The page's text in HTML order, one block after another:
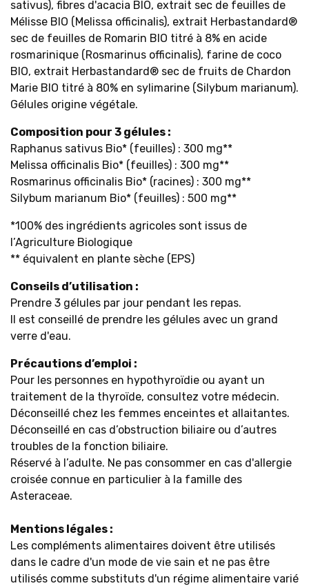
sativus), fibres d'acacia BIO, extrait sec de feuilles de
Mélisse BIO (Melissa officinalis), extrait Herbastandard®
sec de feuilles de Romarin BIO titré à 8% en acide
rosmarinique (Rosmarinus officinalis), farine de coco
BIO, extrait Herbastandard® sec de fruits de Chardon
Marie BIO titré à 80% en sylimarine (Silybum marianum).
Gélules origine végétale.
Composition pour 3 gélules :
Raphanus sativus Bio* (feuilles) : 300 mg**
Melissa officinalis Bio* (feuilles) : 300 mg**
Rosmarinus officinalis Bio* (racines) : 300 mg**
Silybum marianum Bio* (feuilles) : 500 mg**
*100% des ingrédients agricoles sont issus de
l’Agriculture Biologique
** équivalent en plante sèche (EPS)
Conseils d’utilisation :
Prendre 3 gélules par jour pendant les repas.
Il est conseillé de prendre les gélules avec un grand
verre d'eau.
Précautions d’emploi :
Pour les personnes en hypothyroïdie ou ayant un
traitement de la thyroïde, consultez votre médecin.
Déconseillé chez les femmes enceintes et allaitantes.
Déconseillé en cas d’obstruction biliaire ou d’autres
troubles de la fonction biliaire.
Réservé à l’adulte. Ne pas consommer en cas d'allergie
croisée connue en particulier à la famille des
Asteraceae.
Mentions légales :
Les compléments alimentaires doivent être utilisés
dans le cadre d'un mode de vie sain et ne pas être
utilisés comme substituts d'un régime alimentaire varié